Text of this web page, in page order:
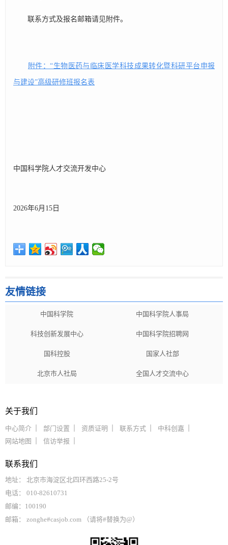
联系方式及报名邮箱请见附件。
附件：“生物医药与临床医学科技成果转化暨科研平台申报
与建设”高级研修班报名表
中国科学院人才交流开发中心
2026年6月15日
友情链接
中国科学院 中国科学院人事局
科技创新发展中心 中国科学院招聘网
国科控股 国家人社部
北京市人社局 全国人才交流中心
关于我们
中心简介 部门设置 资质证明 联系方式
中科创嘉
网站地图
信访举报
联系我们
地址： 北京市海淀区北四环西路25-2号
电话： 010-82610731
邮编：100190
邮箱： zonghe#casjob.com （请将#替换为@）